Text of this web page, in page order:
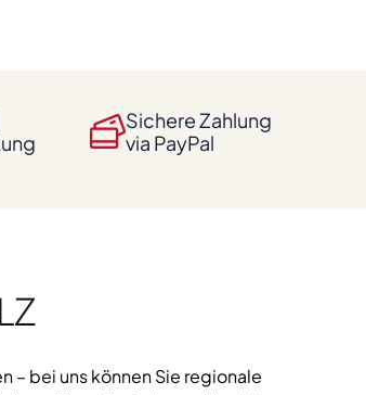
Sichere Zahlung
via PayPal
– bei uns können Sie regionale